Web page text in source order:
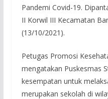
Pandemi Covid-19.
II Korwil III Kecamatan
(13/10/2021).
Petugas Promosi
mengatakan Puskesmas
kesempatan untuk
merupakan sekolah di